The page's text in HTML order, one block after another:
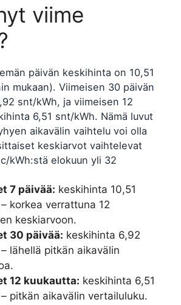
viime
päivän keskihinta on 10,51
mukaan). Viimeisen 30 päivän
snt/kWh, ja viimeisen 12
6,51 snt/kWh. Nämä luvut
aikavälin vaihtelu voi olla
keskiarvot vaihtelevat
kWh:stä elokuun yli 32
7 päivää: keskihinta 10,51
korkea verrattuna 12
keskiarvoon.
30 päivää: keskihinta 6,92
lähellä pitkän aikavälin
12 kuukautta: keskihinta 6,51
pitkän aikavälin vertailuluku.